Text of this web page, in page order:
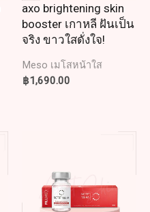
axo brightening skin
booster เกาหลี ฝันเป็น
จริง ขาวใสดั่งใจ!
Meso เมโสหน้าใส
฿1,690.00